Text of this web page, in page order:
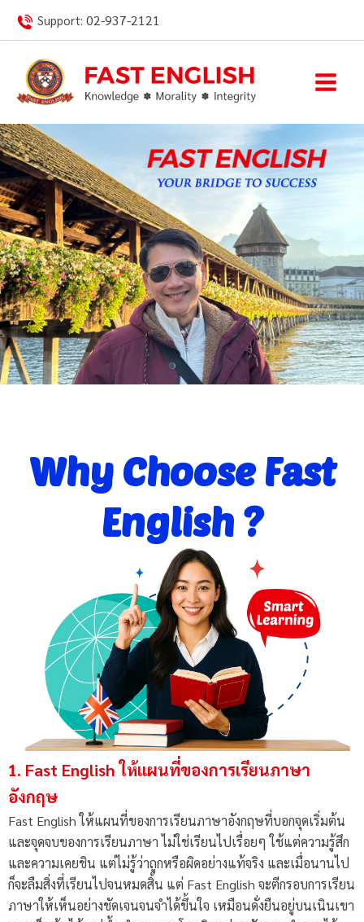
Support: 02-937-2121
Why Choose Fast
English ?
1. Fast English ให้แผนที่ของการเรียนภาษา
อังกฤษ
Fast English ให้แผนที่ของการเรียนภาษาอังกฤษที่บอกจุดเริ่มต้น
และจุดจบของการเรียนภาษา ไม่ใช่เรียนไปเรื่อยๆ ใช้แต่ความรู้สึก
และความเคยชิน แต่ไม่รู้ว่าถูกหรือผิดอย่างแท้จริง และเมื่อนานไป
ก็จะลืมสิ่งที่เรียนไปจนหมดสิ้น แต่ Fast English จะตีกรอบการเรียน
ภาษาให้เห็นอย่างชัดเจนจนจำได้ขึ้นใจ เหมือนดั่งยืนอยู่บนเนินเขา